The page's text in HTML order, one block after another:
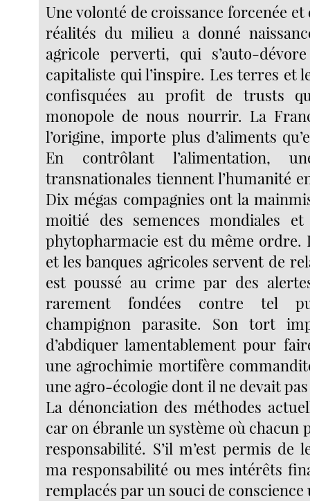
Une volonté de croissance forcenée et
réalités du milieu a donné
agricole perverti, qui s’auto-
capitaliste qui l’inspire. Les terres et
confisquées au profit de trusts
monopole de nous nourrir. La
l’origine, importe plus d’aliments
En contrôlant l’alimentation,
transnationales tiennent l’humanité
Dix mégas compagnies ont la
moitié des semences mondiales
phytopharmacie est du même ordre.
et les banques agricoles servent de
est poussé au crime par des
rarement fondées contre tel
champignon parasite. Son tort
d’abdiquer lamentablement pour
une agrochimie mortifère
une agro-écologie dont il ne devait
La dénonciation des méthodes
car on ébranle un système où chacun
responsabilité. S’il m’est permis de
ma responsabilité ou mes intérêts
remplacés par un souci de